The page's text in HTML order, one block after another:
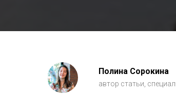
Полина Сорокина
автор статьи,